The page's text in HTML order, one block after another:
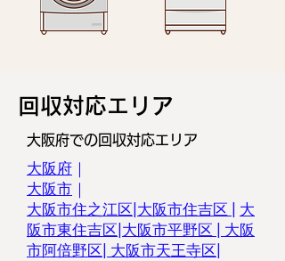
回収対応エリア
大阪府での回収対応エリア
大阪府 ｜
大阪市 ｜
大阪市住之江区| 大阪市住吉区
大
阪市東住吉区 大阪市平野区
大阪
市阿倍野区 大阪市天王寺区